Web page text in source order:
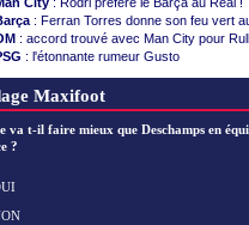
L1: prison avec sursis requis contre un
Leganés: c'est signé pour Luca Zidane
Atletico: Ruggeri en route pour Aston Villa
Monaco: Filipe Luis soutient Biereth
PSG : Nsoki va signer en Croatie
Real: Mastantuono prêté à la Fiorentina
Man City
Palace
: Ferran Torres donne son feu vert
: accord trouvé avec Man City pour
: l'étonnante rumeur Gusto
: Owori battu à mort à Kampala
Maxifoot
va t-il faire mieux que Deschamps en
?